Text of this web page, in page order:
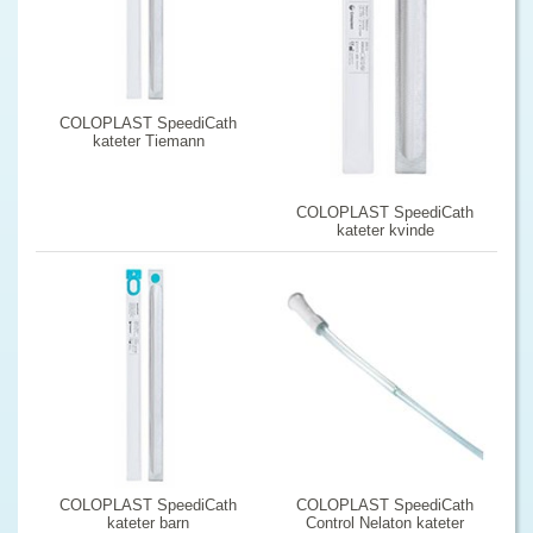
COLOPLAST SpeediCath
kateter Tiemann
COLOPLAST SpeediCath
kateter kvinde
COLOPLAST SpeediCath
kateter barn
COLOPLAST SpeediCath
Control Nelaton kateter